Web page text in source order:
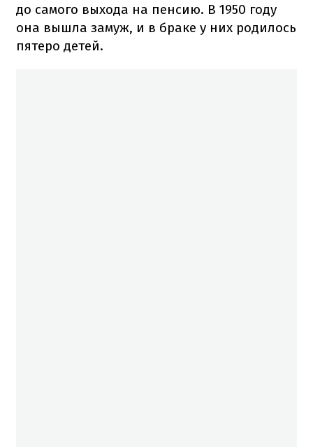
до самого выхода на пенсию. В 1950 году
она вышла замуж, и в браке у них родилось
пятеро детей.